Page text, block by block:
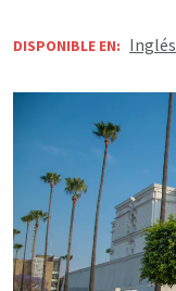
DISPONIBLE EN: Inglés